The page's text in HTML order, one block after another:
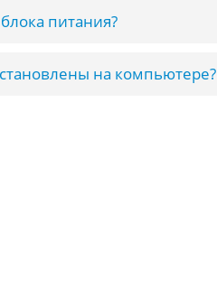
питания?
на компьютере?